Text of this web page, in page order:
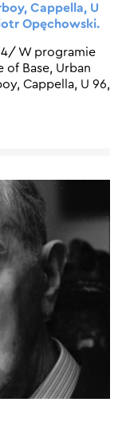
Cappella, U
Opęchowski.
W programie
Base, Urban
Cappella, U 96,